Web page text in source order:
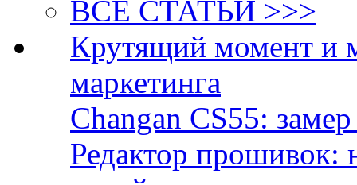
ВСЕ СТАТЬИ >>>
Крутящий момент и
маркетинга
Changan CS55:
Редактор прошивок: